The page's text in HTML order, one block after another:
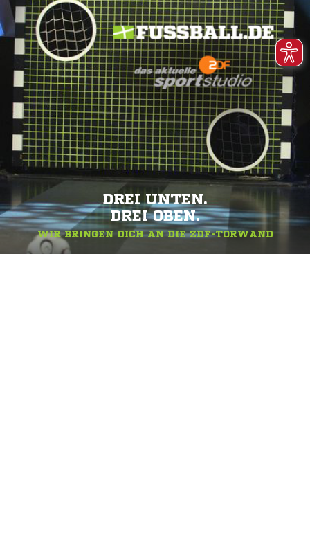
DREI UNTEN.
DREI OBEN.
WIR BRINGEN DICH AN DIE ZDF-TORWAND